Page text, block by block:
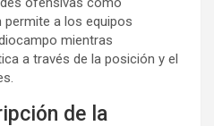
a los equipos
mientras
a través de la posición y el
de la